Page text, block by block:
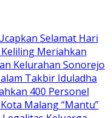
Selamat Hari
Meriahkan
Kelurahan Sonorejo
Takbir Iduladha
400 Personel
Malang “Mantu”